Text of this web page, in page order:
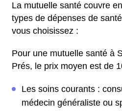
La mutuelle santé couvre
types de dépenses de
vous choisissez :
Pour une mutuelle santé à
Prés, le prix moyen est de
Les soins courants :
médecin généraliste ou